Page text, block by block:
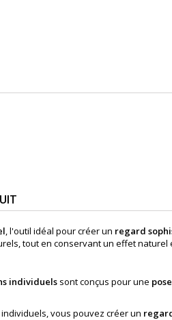
, l'outil idéal pour créer un regard
tout en conservant un effet naturel
individuels sont conçus pour une
individuels, vous pouvez créer un